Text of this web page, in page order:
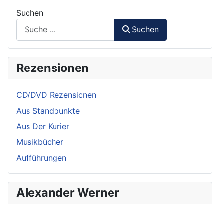
Suchen
Suchen
Rezensionen
CD/DVD Rezensionen
Aus Standpunkte
Aus Der Kurier
Musikbücher
Aufführungen
Alexander Werner